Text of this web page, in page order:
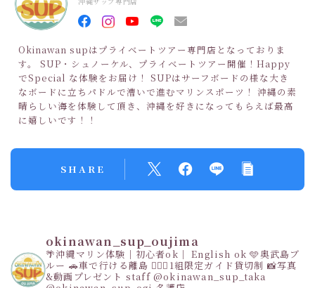
Okinawan supはプライベートツアー専門店となっておりま
す。 SUP・シュノーケル、プライベートツアー開催！Happy
でSpecial な体験をお届け！ SUPはサーフボードの様な大き
なボードに立ちパドルで漕いで進むマリンスポーツ！ 沖縄の素
晴らしい海を体験して頂き、沖縄を好きになってもらえば最高
に嬉しいです！！
SHARE
okinawan_sup_oujima
🌴沖縄マリン体験｜初心者ok｜ English ok 🩵奥武島ブ
ルー 🚗車で行ける離島 👩‍❤️‍👩1組限定ガイド貸切制 📸写真
&動画プレゼント staff@okinawan_sup_taka